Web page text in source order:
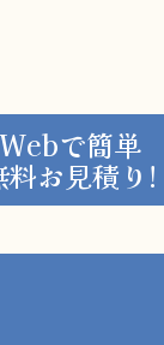
Webで簡単
料お見積り!